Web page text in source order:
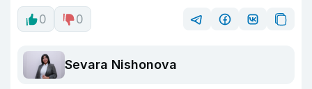
0 0
Sevara Nishonova